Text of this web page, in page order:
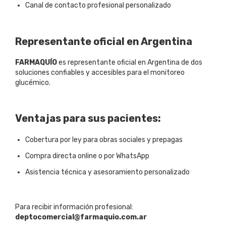
Canal de contacto profesional personalizado
Representante oficial en Argentina
FARMAQUÍOes representante oficial en Argentina de dos
soluciones confiables y accesibles para el monitoreo
glucémico.
Ventajas para sus pacientes:
Cobertura por ley para obras sociales y prepagas
Compra directa online o por WhatsApp
Asistencia técnica y asesoramiento personalizado
Para recibir información profesional:
deptocomercial@farmaquio.com.ar